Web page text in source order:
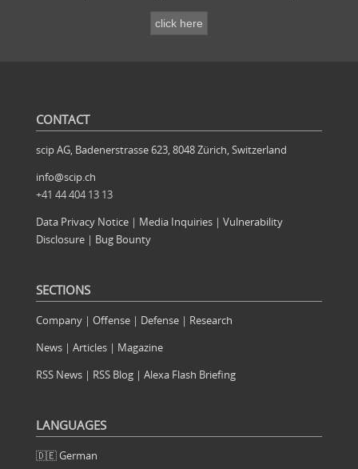
CONTACT
scip AG, Badenerstrasse 623, 8048 Zürich, Switzerland
info@scip.ch
+41 44 404 13 13
Data Privacy Notice| Media Inquiries| Vulnerability
Disclosure| Bug Bounty
SECTIONS
Company| Offense| Defense| Research
News| Articles| Magazine
RSS News| RSS Blog| Alexa Flash Briefing
LANGUAGES
🇩🇪 German